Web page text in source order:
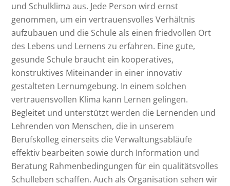
und Schulklima aus. Jede Person wird ernst
genommen, um ein vertrauensvolles Verhältnis
aufzubauen und die Schule als einen friedvollen Ort
des Lebens und Lernens zu erfahren. Eine gute,
gesunde Schule braucht ein kooperatives,
konstruktives Miteinander in einer innovativ
gestalteten Lernumgebung. In einem solchen
vertrauensvollen Klima kann Lernen gelingen.
Begleitet und unterstützt werden die Lernenden und
Lehrenden von Menschen, die in unserem
Berufskolleg einerseits die Verwaltungsabläufe
effektiv bearbeiten sowie durch Information und
Beratung Rahmenbedingungen für ein qualitätsvolles
Schulleben schaffen. Auch als Organisation sehen wir